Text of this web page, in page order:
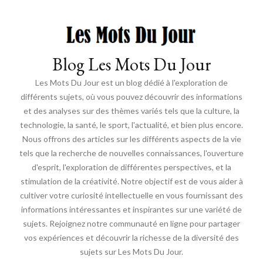
Blog Les Mots Du Jour
Les Mots Du Jour est un blog dédié à l'exploration de
différents sujets, où vous pouvez découvrir des informations
et des analyses sur des thèmes variés tels que la culture, la
technologie, la santé, le sport, l'actualité, et bien plus encore.
Nous offrons des articles sur les différents aspects de la vie
tels que la recherche de nouvelles connaissances, l'ouverture
d'esprit, l'exploration de différentes perspectives, et la
stimulation de la créativité. Notre objectif est de vous aider à
cultiver votre curiosité intellectuelle en vous fournissant des
informations intéressantes et inspirantes sur une variété de
sujets. Rejoignez notre communauté en ligne pour partager
vos expériences et découvrir la richesse de la diversité des
sujets sur Les Mots Du Jour.